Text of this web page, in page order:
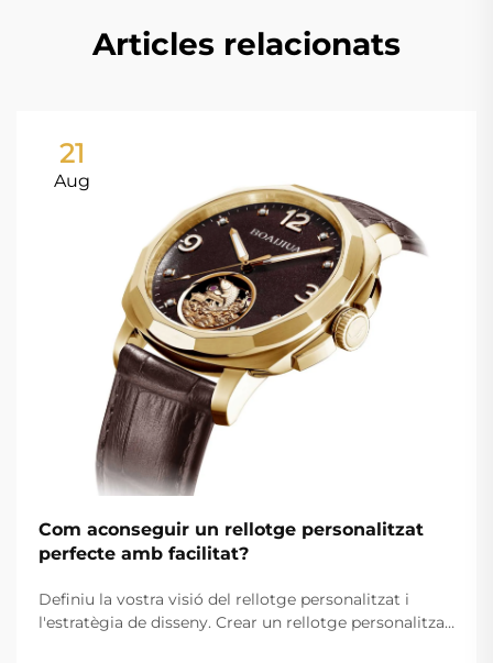
Articles relacionats
21
Aug
Com aconseguir un rellotge personalitzat
perfecte amb facilitat?
Definiu la vostra visió del rellotge personalitzat i
l'estratègia de disseny. Crear un rellotge personalitzat